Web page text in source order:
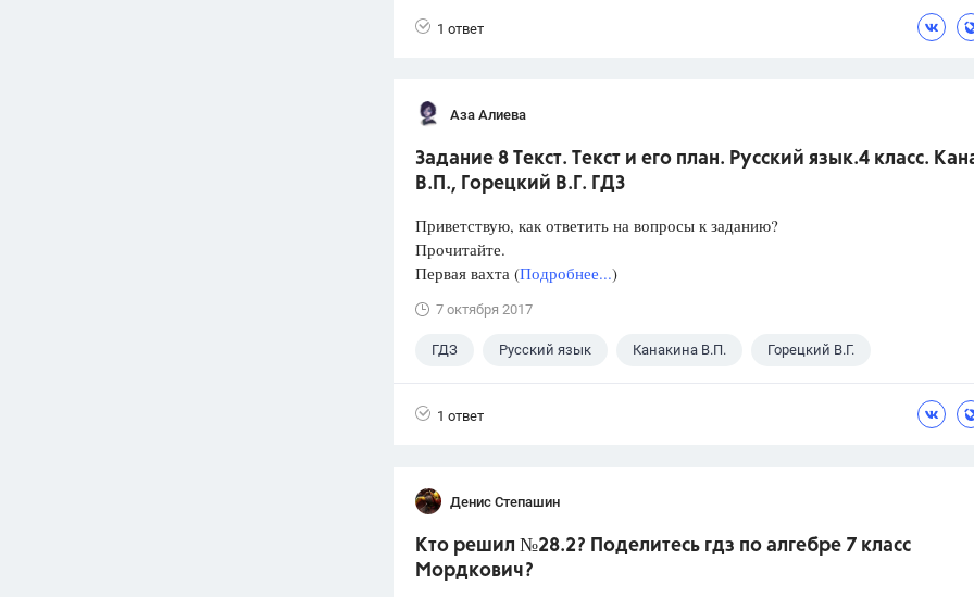
1 ответ
Аза Алиева
Задание 8 Текст. Текст и его план. Русский язык.4 класс.
В.П., Горецкий В.Г. ГДЗ
Приветствую, как ответить на вопросы к заданию?
Прочитайте.
Первая вахта (Подробнее...)
7 октября 2017
ГДЗ Русский язык Канакина В.П. Горецкий В.Г.
1 ответ
Денис Степашин
Кто решил №28.2? Поделитесь гдз по алгебре 7 класс
Мордкович?